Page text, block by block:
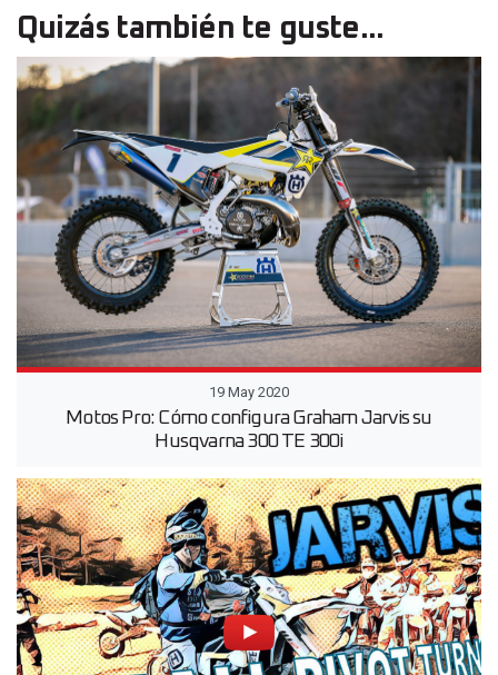
Quizás también te guste...
19 May 2020
Motos Pro: Cómo configura Graham Jarvis su
Husqvarna 300 TE 300i